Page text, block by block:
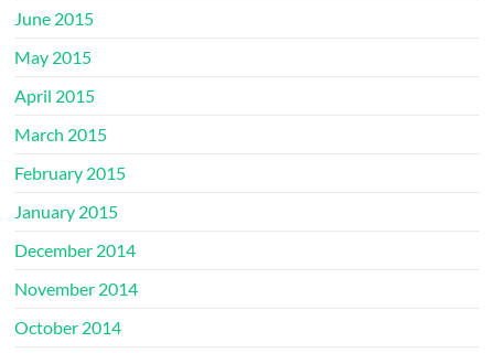
June 2015
May 2015
April 2015
March 2015
February 2015
January 2015
December 2014
November 2014
October 2014